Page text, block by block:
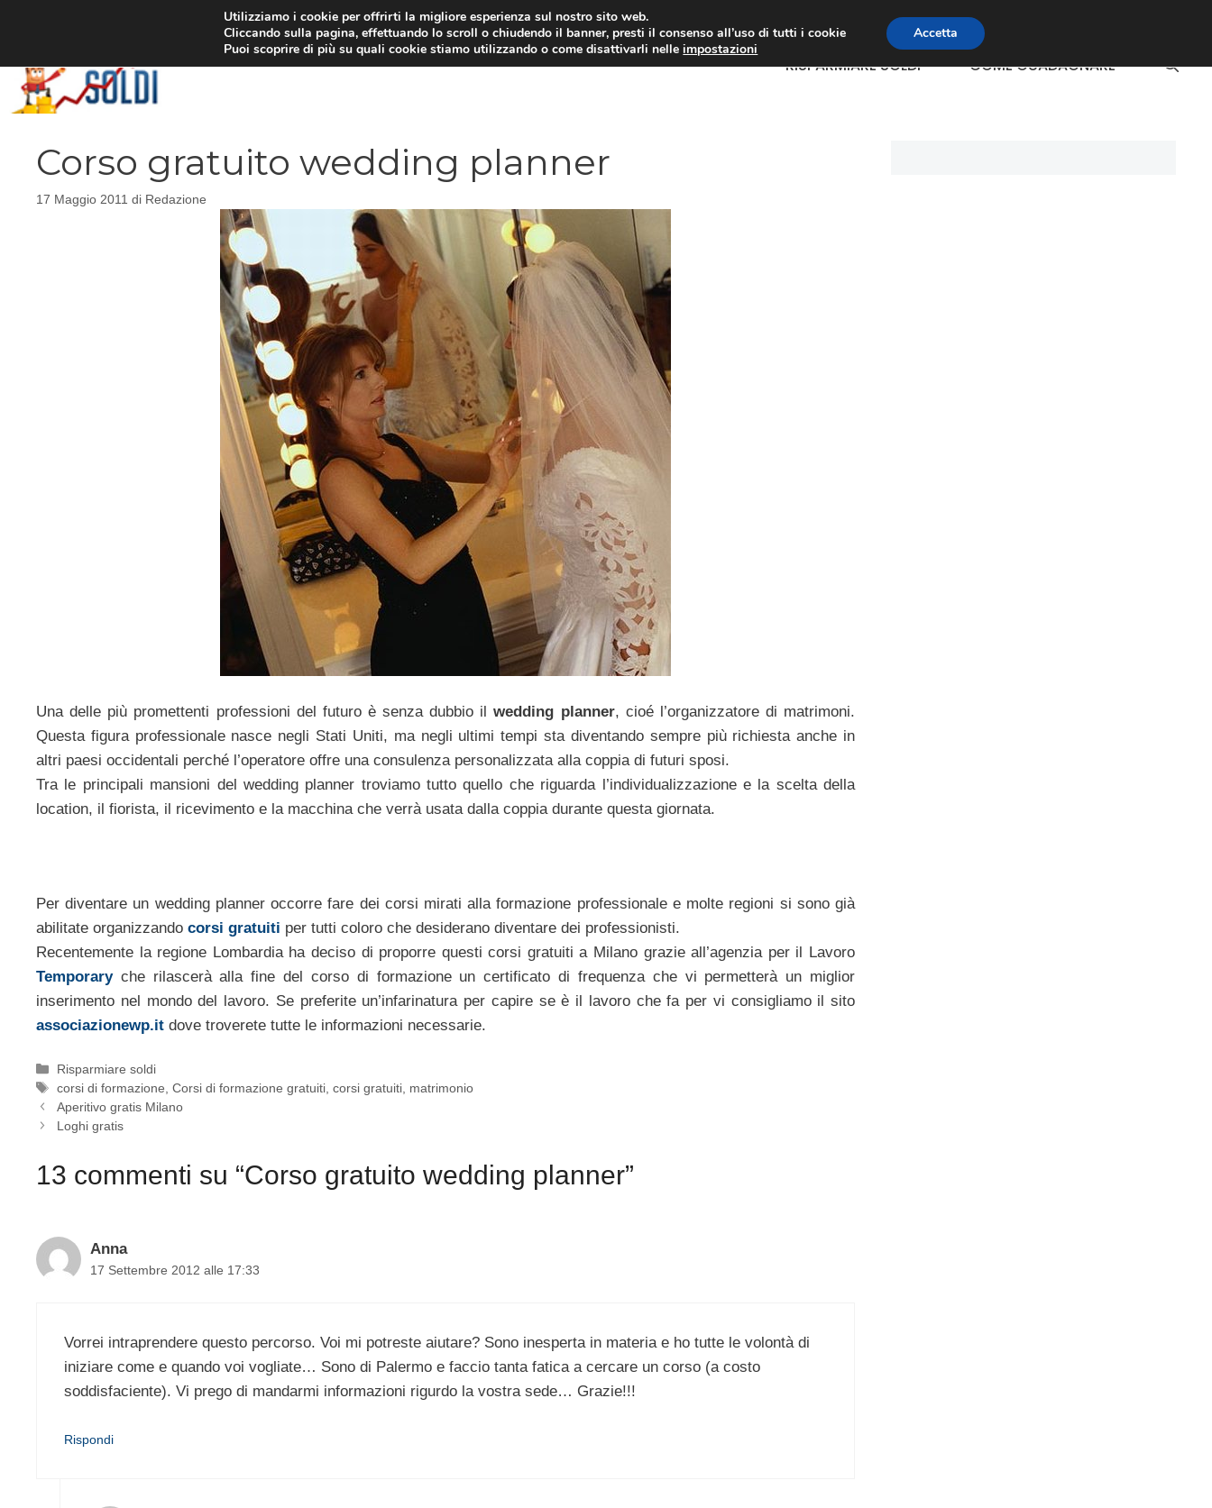
RISPARMIARE SOLDI COME GUADAGNARE
Corso gratuito wedding planner
17 Maggio 2011 di Redazione
Una delle più promettenti professioni del futuro è senza dubbio ilwedding planner, cioé l’organizzatore di matrimoni.
Questa figura professionale nasce negli Stati Uniti, ma negli ultimi tempi sta diventando sempre più richiesta anche in
altri paesi occidentali perché l’operatore offre una consulenza personalizzata alla coppia di futuri sposi.
Tra le principali mansioni del wedding planner troviamo tutto quello che riguarda l’individualizzazione e la scelta della
location, il fiorista, il ricevimento e la macchina che verrà usata dalla coppia durante questa giornata.
Per diventare un wedding planner occorre fare dei corsi mirati alla formazione professionale e molte regioni si sono già
abilitate organizzando corsi gratuiti per tutti coloro che desiderano diventare dei professionisti.
Recentemente la regione Lombardia ha deciso di proporre questi corsi gratuiti a Milano grazie all’agenzia per il Lavoro
Temporaryche rilascerà alla fine del corso di formazione un certificato di frequenza che vi permetterà un miglior
inserimento nel mondo del lavoro. Se preferite un’infarinatura per capire se è il lavoro che fa per vi consigliamo il sito
associazionewp.it dove troverete tutte le informazioni necessarie.
Categorie
Risparmiare soldi
Tag
corsi di formazione ,Corsi di formazione gratuiti ,corsi gratuiti matrimonio
Aperitivo gratis Milano
Loghi gratis
13 commenti su “Corso gratuito wedding planner”
Anna
17 Settembre 2012 alle 17:33
Vorrei intraprendere questo percorso. Voi mi potreste aiutare? Sono inesperta in materia e ho tutte le volontà di
iniziare come e quando voi vogliate… Sono di Palermo e faccio tanta fatica a cercare un corso (a costo
soddisfaciente). Vi prego di mandarmi informazioni rigurdo la vostra sede… Grazie!!!
Rispondi
Utilizziamo i cookie per offrirti la migliore esperienza sul nostro sito web.
Cliccando sulla pagina, effettuando lo scroll o chiudendo il banner, presti il consenso all’uso di tutti i cookie
Puoi scoprire di più su quali cookie stiamo utilizzando o come disattivarli nelleimpostazioni
Accetta